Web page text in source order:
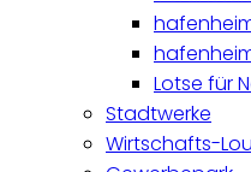
Lotse für
Stadtwerke
Wirtschafts-